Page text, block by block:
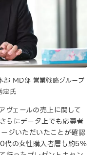
部 MD部 営業戦略グループ
忠氏
ヴェールの売上に関して
らにデータ上でも応募者
ジいただいたことが確認
代の女性購入者層も約5％